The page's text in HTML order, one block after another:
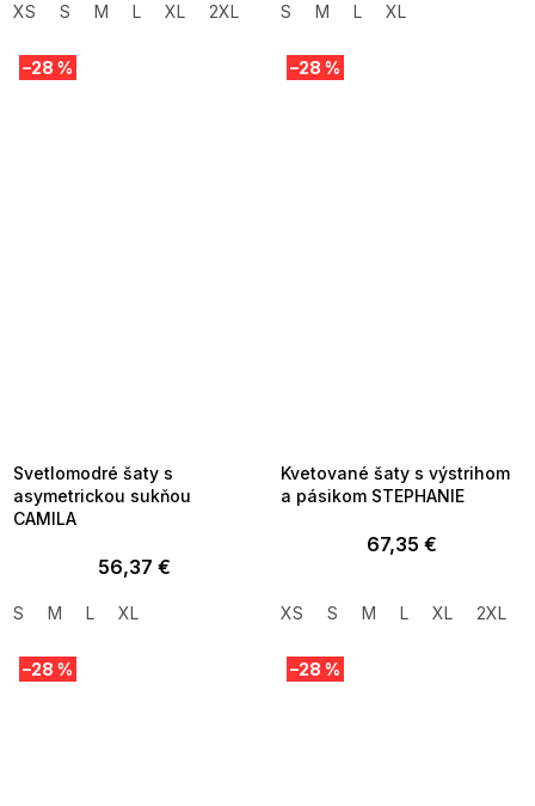
XS S M L XL 2XL S M L XL
–28 %
Svetlomodré šaty s
asymetrickou sukňou
CAMILA
56,37 €
S M L XL
–28 %
Kvetované šaty s výstrihom
a pásikom STEPHANIE
67,35 €
XS S M L XL 2XL
–28 % –28 %